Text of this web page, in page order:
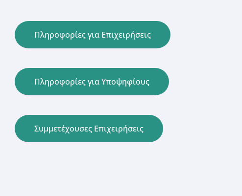
Πληροφορίες για Επιχειρήσεις
Πληροφορίες για Υποψηφίους
Συμμετέχουσες Επιχειρήσεις